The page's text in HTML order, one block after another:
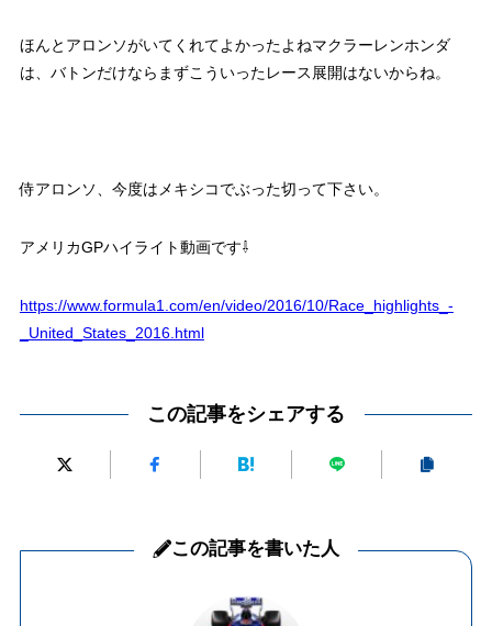
ほんとアロンソがいてくれてよかったよねマクラーレンホンダ
は、バトンだけならまずこういったレース展開はないからね。
侍アロンソ、今度はメキシコでぶった切って下さい。
アメリカGPハイライト動画です⇩
https://www.formula1.com/en/video/2016/10/Race_highlights_-
_United_States_2016.html
この記事をシェアする
この記事を書いた人